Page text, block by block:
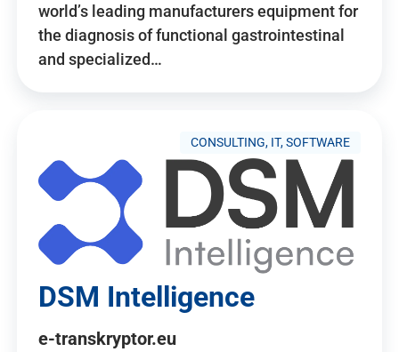
world’s leading manufacturers equipment for
the diagnosis of functional gastrointestinal
and specialized…
CONSULTING, IT, SOFTWARE
DSM Intelligence
e-transkryptor.eu